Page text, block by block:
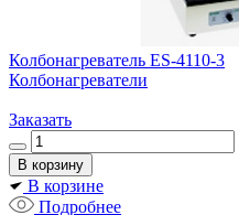
Колбонагреватель ES-4110-3
Колбонагреватели
Заказать
В корзине
Подробнее